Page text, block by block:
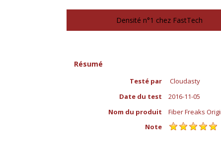
Densité n°1 chez FastTech
Résumé
Testé par
Cloudasty
Date du test
2016-11-05
Nom du produit
Fiber Freaks
Note